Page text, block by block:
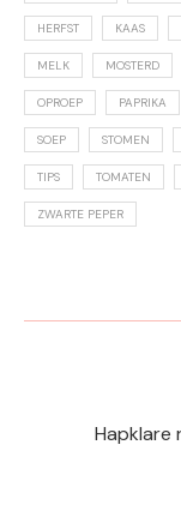
HERFST KAAS
MELK MOSTERD
OPROEP PAPRIKA
SOEP STOMEN
TIPS TOMATEN
ZWARTE PEPER
Hapklare